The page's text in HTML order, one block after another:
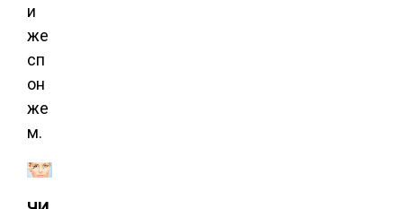
и
же
сп
он
же
м.